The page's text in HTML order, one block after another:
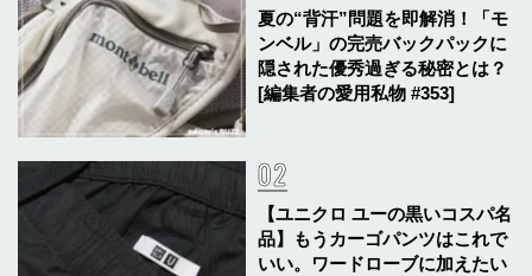
夏の“背汗”問題を即解消！「モ
ンベル」の完売バックパックに
隠された優秀過ぎる秘密とは？
[編集者の愛用私物 #353]
【ユニクロ ユーの黒いコスパ名
品】もうカーゴパンツはこれで
いい。ワードローブに加えたい